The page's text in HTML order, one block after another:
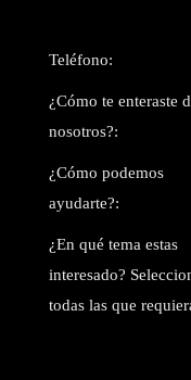
Teléfono:
¿Cómo te enteraste
nosotros?:
¿Cómo podemos
ayudarte?:
¿En qué tema estas
interesado?
todas las que